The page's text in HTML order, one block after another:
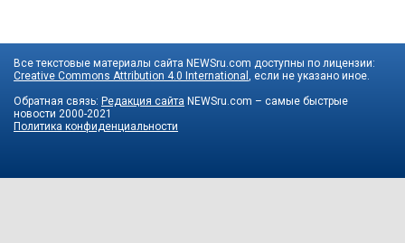
Все текстовые материалы сайта NEWSru.com доступны по лицензии:
Creative Commons Attribution 4.0 International , если не указано иное.
Обратная связь: Редакция сайта NEWSru.com – самые быстрые
новости 2000-2021
Политика конфиденциальности